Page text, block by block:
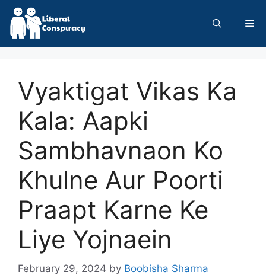
Skip
content
Vyaktigat Vikas Ka
Kala: Aapki
Sambhavnaon Ko
Khulne Aur Poorti
Praapt Karne Ke
Liye Yojnaein
February 29, 2024 by Boobisha Sharma